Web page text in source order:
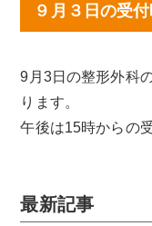
９月３日の受
9月3日の整形外科
ります。
午後は15時からの
最新記事